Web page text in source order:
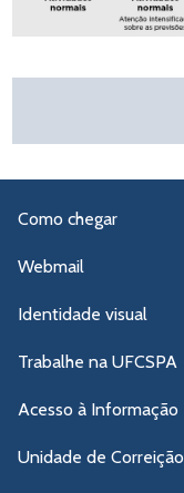
Como chegar
Webmail
Identidade visual
Trabalhe na UFCSPA
Acesso à Informação
Unidade de Correição